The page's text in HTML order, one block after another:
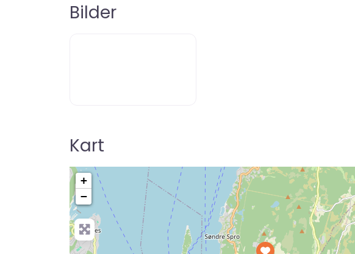
Bilder
Kart
+
−
Press Enter key to search